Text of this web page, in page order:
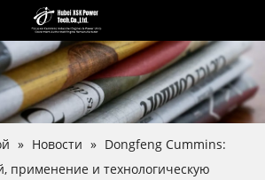
» Новости » Dongfeng Cummins:
применение и технологическую